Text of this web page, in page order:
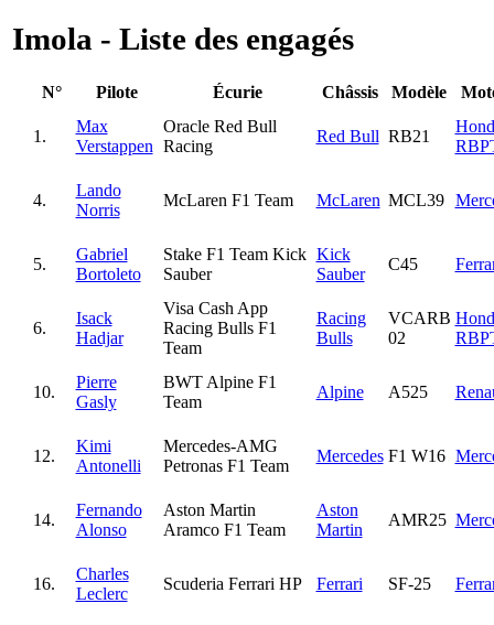
Imola - Liste des engagés
N° Pilote Écurie Châssis Modèle
1.
Max
Verstappen
Oracle Red Bull
Racing
Red Bull RB21
4.
Lando
Norris
McLaren F1 Team McLaren MCL39
5.
Gabriel
Bortoleto
Stake F1 Team Kick
Sauber
Kick
Sauber
C45
6.
Isack
Hadjar
Visa Cash App
Racing Bulls F1
Team
Racing
Bulls
VCARB
02
10.
Pierre
Gasly
BWT Alpine F1
Team
Alpine A525
12.
Kimi
Antonelli
Mercedes-AMG
Petronas F1 Team
Mercedes F1 W16
14.
Fernando
Alonso
Aston Martin
Aramco F1 Team
Aston
Martin
AMR25
16.
Charles
Leclerc
Scuderia Ferrari HP Ferrari SF-25